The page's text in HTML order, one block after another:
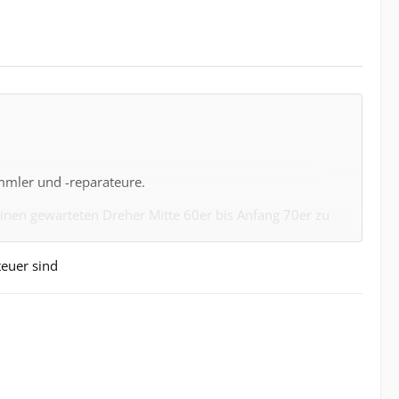
und -reparateure.
Etwas später kommen dann die 1214 (in HiFi-Version)
Dafür benötigst Du allerdings auch einen
sind